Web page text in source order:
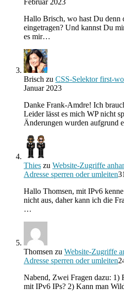
Februar 2023
Hallo Brisch, wo hast Du denn
eingetragen? Und kannst Du
es mir…
Brisch zu CSS-Selektor first-
Januar 2023
Danke Frank-Amdre! Ich
Leider lässt es mich WP nicht
Änderungen wurden aufgrund
Thies zu Website-Zugriffe
Adresse sperren oder umleiten
Hallo Thomsen, mit IPv6
nicht aus, daher kann ich die
…
Thomsen zu Website-Zugriffe
Adresse sperren oder umleiten
Nabend, Zwei Fragen dazu: 1)
mit IPv6 IPs? 2) Kann man